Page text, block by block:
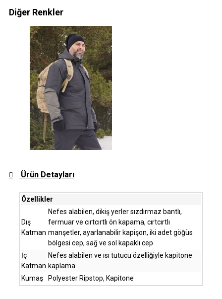
Diğer Renkler
Ürün Detayları
Özellikler
Dış
Katman
Nefes alabilen, dikiş yerler sızdırmaz bantlı,
fermuar ve cırtcırtlı ön kapama, cırtcırtlı
manşetler, ayarlanabilir kapişon, iki adet göğüs
bölgesi cep, sağ ve sol kapaklı cep
İç
Katman
Nefes alabilen ve ısı tutucu özelliğiyle kapitone
kaplama
Kumaş
Polyester Ripstop, Kapitone